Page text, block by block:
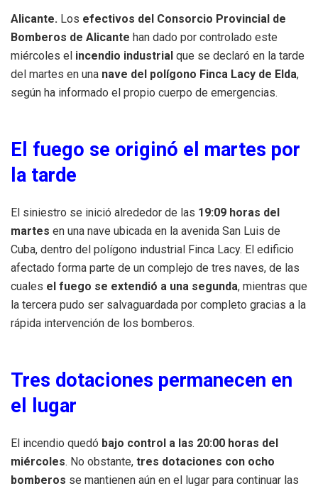
Alicante. Los efectivos del Consorcio Provincial de
Bomberos de Alicante han dado por controlado este
miércoles el incendio industrial que se declaró en la tarde
del martes en una nave del polígono Finca Lacy de Elda,
según ha informado el propio cuerpo de emergencias.
El fuego se originó el martes por
la tarde
El siniestro se inició alrededor de las 19:09 horas del
martes en una nave ubicada en la avenida San Luis de
Cuba, dentro del polígono industrial Finca Lacy. El edificio
afectado forma parte de un complejo de tres naves, de las
cuales el fuego se extendió a una segunda, mientras que
la tercera pudo ser salvaguardada por completo gracias a la
rápida intervención de los bomberos.
Tres dotaciones permanecen en
el lugar
El incendio quedó bajo control a las 20:00 horas del
miércoles. No obstante, tres dotaciones con ocho
bomberos se mantienen aún en el lugar para continuar las